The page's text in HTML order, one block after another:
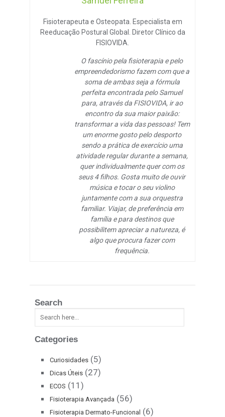
Fisioterapeuta e Osteopata. Especialista em
Reeducação Postural Global. Diretor Clínico da
FISIOVIDA.
O fascínio pela fisioterapia e pelo
empreendedorismo fazem com que a
soma de ambas seja a fórmula
perfeita encontrada pelo Samuel
para, através da FISIOVIDA, ir ao
encontro da sua maior paixão:
transformar a vida das pessoas! Tem
um enorme gosto pelo desporto
sendo a prática de exercício uma
atividade regular durante a semana,
quer individualmente quer com os
seus 4 filhos. Gosta muito de ouvir
música e tocar o seu violino
juntamente com a sua orquestra
familiar. Viajar, de preferência em
família e para destinos que
possibilitem apreciar a natureza, é
algo que procura fazer com
frequência.
Search
Categories
Curiosidades (5)
Dicas Úteis (27)
ECOS (11)
Fisioterapia Avançada (56)
Fisioterapia Dermato-Funcional (6)